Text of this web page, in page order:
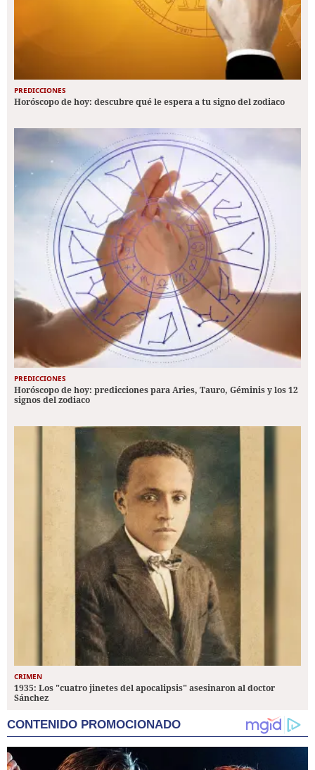
PREDICCIONES
Horóscopo de hoy: descubre qué le espera a tu signo del zodiaco
PREDICCIONES
Horóscopo de hoy: predicciones para Aries, Tauro, Géminis y los 12
signos del zodiaco
CRIMEN
1935: Los "cuatro jinetes del apocalipsis" asesinaron al doctor
Sánchez
CONTENIDO PROMOCIONADO